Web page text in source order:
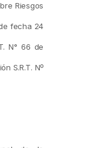
Riesgos
fecha 24
N° 66 de
S.R.T. Nº